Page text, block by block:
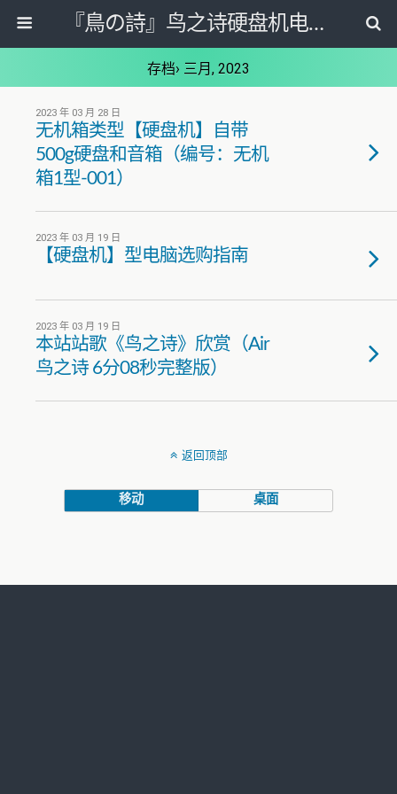
『鳥の詩』鸟之诗硬盘机电脑选购网
存档› 三月, 2023
2023 年 03 月 28 日
无机箱类型【硬盘机】自带
500g硬盘和音箱（编号：无机
箱1型-001）
2023 年 03 月 19 日
【硬盘机】型电脑选购指南
2023 年 03 月 19 日
本站站歌《鸟之诗》欣赏（Air
鸟之诗 6分08秒完整版）
返回顶部
移动 桌面